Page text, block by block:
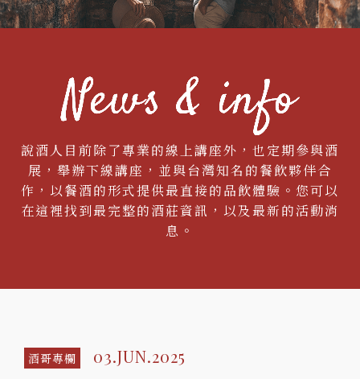
說酒人目前除了專業的線上講座外，也定期參與酒
展，舉辦下線講座，並與台灣知名的餐飲夥伴合
作，以餐酒的形式提供最直接的品飲體驗。您可以
在這裡找到最完整的酒莊資訊，以及最新的活動消
息。
酒哥專欄 03.JUN.2025